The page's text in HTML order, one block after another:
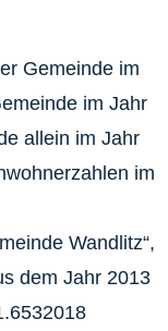
Gemeinde im
im Jahr
allein im Jahr
im
Wandlitz“,
dem Jahr 2013